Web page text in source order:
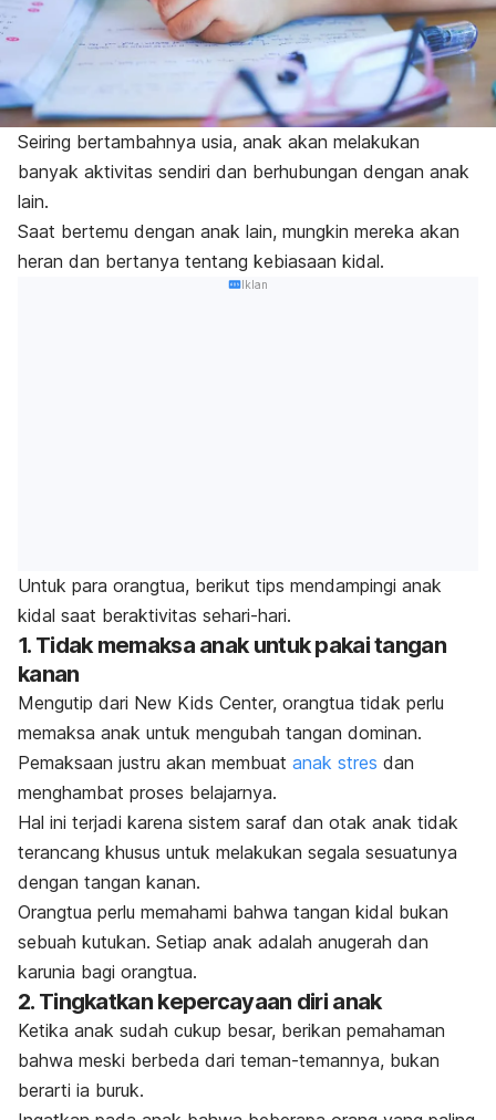
Seiring bertambahnya usia, anak akan melakukan
banyak aktivitas sendiri dan berhubungan dengan anak
lain.
Saat bertemu dengan anak lain, mungkin mereka akan
heran dan bertanya tentang kebiasaan kidal.
Iklan
Untuk para orangtua, berikut tips mendampingi anak
kidal saat beraktivitas sehari-hari.
1. Tidak memaksa anak untuk pakai tangan
kanan
Mengutip dari New Kids Center, orangtua tidak perlu
memaksa anak untuk mengubah tangan dominan.
Pemaksaan justru akan membuat anak stres dan
menghambat proses belajarnya.
Hal ini terjadi karena sistem saraf dan otak anak tidak
terancang khusus untuk melakukan segala sesuatunya
dengan tangan kanan.
Orangtua perlu memahami bahwa tangan kidal bukan
sebuah kutukan. Setiap anak adalah anugerah dan
karunia bagi orangtua.
2. Tingkatkan kepercayaan diri anak
Ketika anak sudah cukup besar, berikan pemahaman
bahwa meski berbeda dari teman-temannya, bukan
berarti ia buruk.